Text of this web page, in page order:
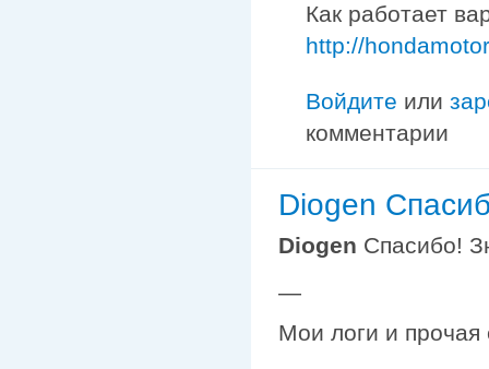
Как работает
http://
Войдите или
комментарии
Diogen
Diogen Спасибо!
—
Мои логи и